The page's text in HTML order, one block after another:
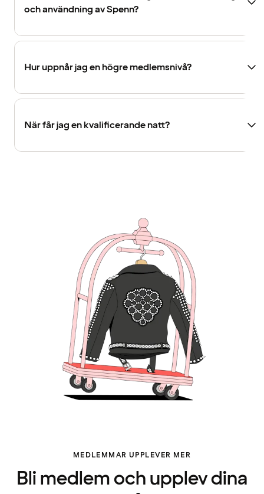
och användning av Spenn?
Hur uppnår jag en högre medlemsnivå?
När får jag en kvalificerande natt?
MEDLEMMAR UPPLEVER MER
Bli medlem och upplev dina